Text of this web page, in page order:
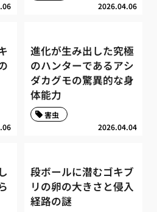
2026.04.06
進化が生み出した究極
のハンターであるアシ
ダカグモの驚異的な身
体能力
2026.04.04
害虫
段ボールに潜むゴキブ
リの卵の大きさと侵入
経路の謎